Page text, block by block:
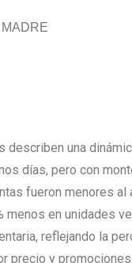
una
días, pero con
fueron menores al
menos en unidades
reflejando la
precio y promociones.